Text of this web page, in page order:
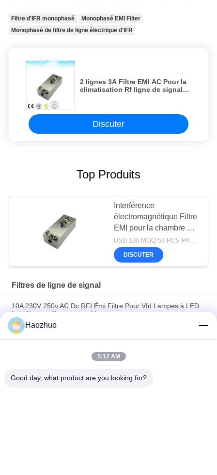
Filtre d'IFR monophasé
Monophasé EMI Filter
Monophasé de filtre de ligne électrique d'IFR
2 lignes 3A Filtre EMI AC Pour la
climatisation Rf ligne de signal
Discuter
Top Produits
Interférence
électromagnétique Filtre
EMI pour la chambre Vfd
EMI et la salle de
blindage
USD 100 MOQ:50 PCS PAR ORDRE
DISCUTER
Filtres de ligne de signal
10A 230V 250v AC Dc RFI Émi Filtre Pour Vfd Lampes à LED
Interférence électromagnétique
Filtre EMI passif solaire triphasé pour onduleurs PV 440
480VAC 5A chambre anéchoïque CEM
C.A. de la ligne électrique IFR EMI Filter 10a 230v de bruit
Haozhuo
5:12 AM
Good day, what product are you looking for?